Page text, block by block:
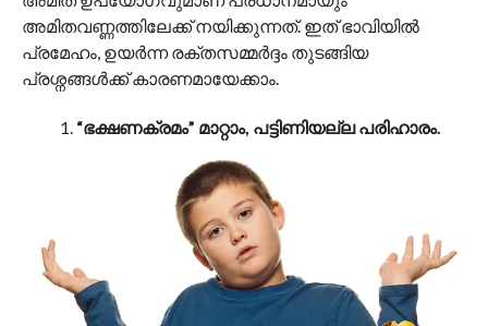
അമിതവണ്ണത്തിലേക്ക് നയിക്കുന്നത്. ഇത് ഭാവിയിൽ
പ്രമേഹം, ഉയർന്ന രക്തസമ്മർദ്ദം തുടങ്ങിയ
പ്രശ്നങ്ങൾക്ക് കാരണമായേക്കാം.
“ഭക്ഷണക്രമം” മാറ്റാം, പട്ടിണിയല്ല പരിഹാരം.